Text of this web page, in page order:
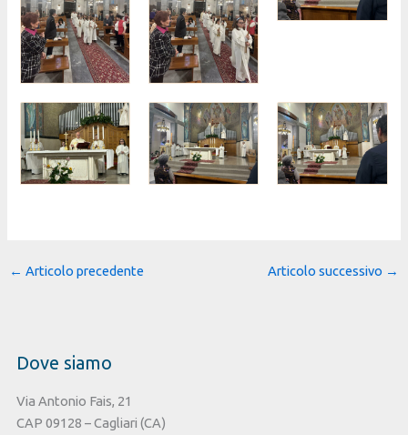
← Articolo precedente Articolo successivo →
Dove siamo
Via Antonio Fais, 21
CAP 09128 – Cagliari (CA)